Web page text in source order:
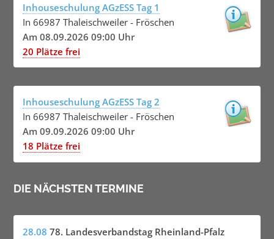
Inhouseschulung AGzESS Tag 1
In 66987 Thaleischweiler - Fröschen
Am 08.09.2026 09:00 Uhr
20 Plätze frei
Inhouseschulung AGzESS Tag 2
In 66987 Thaleischweiler - Fröschen
Am 09.09.2026 09:00 Uhr
18 Plätze frei
DIE NÄCHSTEN TERMINE
28.08 78. Landesverbandstag Rheinland-Pfalz